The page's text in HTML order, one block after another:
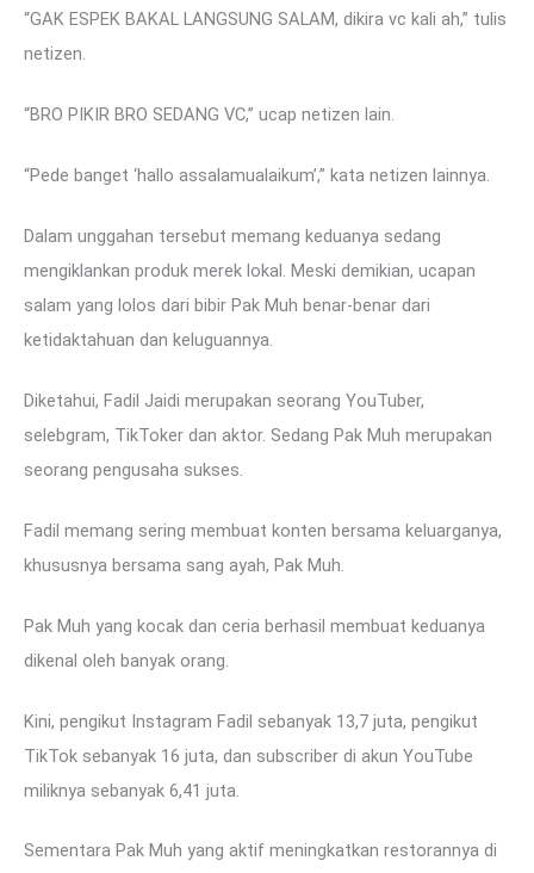
“GAK ESPEK BAKAL LANGSUNG SALAM, dikira vc kali ah,” tulis
netizen.
“BRO PIKIR BRO SEDANG VC,” ucap netizen lain.
“Pede banget ‘hallo assalamualaikum’,” kata netizen lainnya.
Dalam unggahan tersebut memang keduanya sedang
mengiklankan produk merek lokal. Meski demikian, ucapan
salam yang lolos dari bibir Pak Muh benar-benar dari
ketidaktahuan dan keluguannya.
Diketahui, Fadil Jaidi merupakan seorang YouTuber,
selebgram, TikToker dan aktor. Sedang Pak Muh merupakan
seorang pengusaha sukses.
Fadil memang sering membuat konten bersama keluarganya,
khususnya bersama sang ayah, Pak Muh.
Pak Muh yang kocak dan ceria berhasil membuat keduanya
dikenal oleh banyak orang.
Kini, pengikut Instagram Fadil sebanyak 13,7 juta, pengikut
TikTok sebanyak 16 juta, dan subscriber di akun YouTube
miliknya sebanyak 6,41 juta.
Sementara Pak Muh yang aktif meningkatkan restorannya di